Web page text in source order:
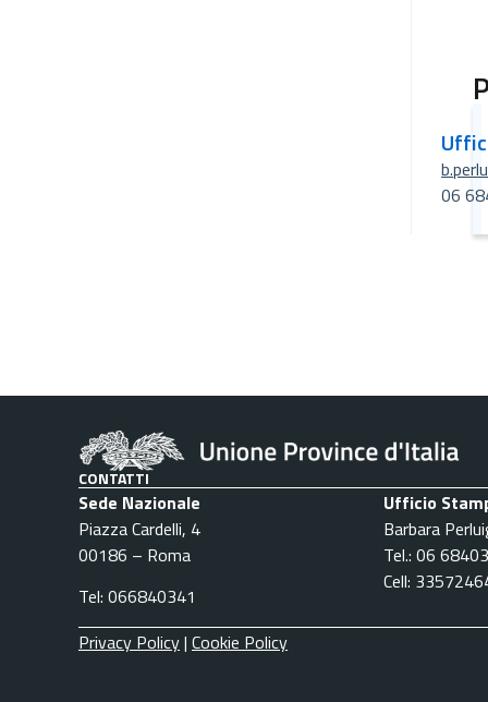
06
CONTATTI
Sede Nazionale
Piazza Cardelli, 4
00186 – Roma
Tel: 066840341
Ufficio
Barbara
Tel.: 06
Cell:
Privacy Policy| Cookie Policy